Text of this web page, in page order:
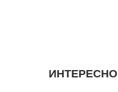
ИНТЕРЕСНО